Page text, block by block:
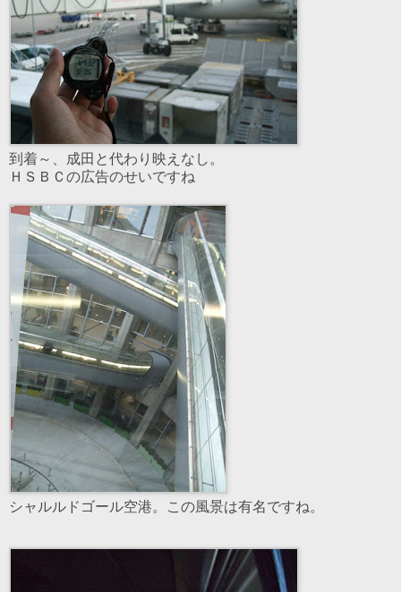
到着～、成田と代わり映えなし。
ＨＳＢＣの広告のせいですね
シャルルドゴール空港。この風景は有名ですね。